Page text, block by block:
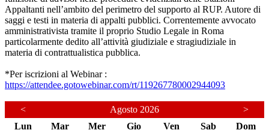
Appaltanti nell’ambito del perimetro del supporto al RUP. Autore di
saggi e testi in materia di appalti pubblici. Correntemente avvocato
amministrativista tramite il proprio Studio Legale in Roma
particolarmente dedito all’attività giudiziale e stragiudiziale in
materia di contrattualistica pubblica.
*Per iscrizioni al Webinar :
https://attendee.gotowebinar.com/rt/119267780002944093
< Agosto 2026
>
Lun
Mar Mer Gio Ven Sab
Dom